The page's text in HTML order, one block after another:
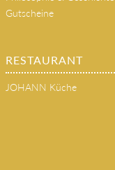
Gutscheine
RESTAURANT
JOHANN Küche